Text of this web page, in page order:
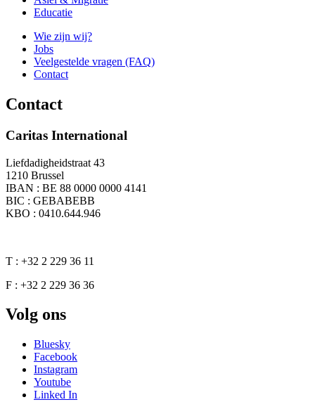
Educatie
Wie zijn wij?
Jobs
Veelgestelde vragen (FAQ)
Contact
Contact
Caritas International
Liefdadigheidstraat 43
1210 Brussel
IBAN : BE 88 0000 0000 4141
BIC : GEBABEBB
KBO : 0410.644.946
T : +32 2 229 36 11
F : +32 2 229 36 36
Volg ons
Bluesky
Facebook
Instagram
Youtube
Linked In